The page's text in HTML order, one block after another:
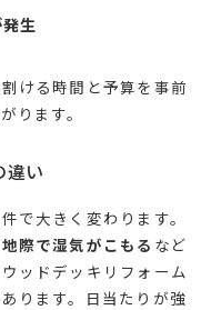
生
ける時間と予算を事前
ります。
違い
で大きく変わります。
際で湿気がこもる など
ッドデッキリフォーム
ります。日当たりが強